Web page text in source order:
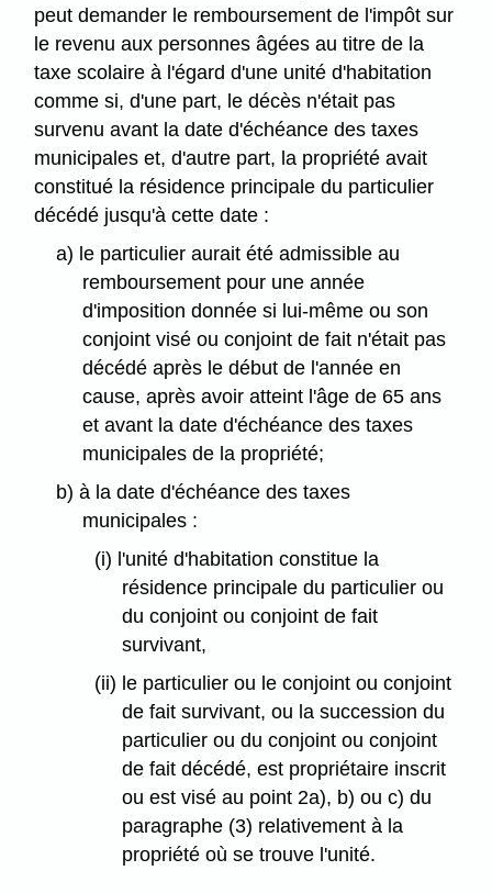
peut demander le remboursement de l'impôt sur
le revenu aux personnes âgées au titre de la
taxe scolaire à l'égard d'une unité d'habitation
comme si, d'une part, le décès n'était pas
survenu avant la date d'échéance des taxes
municipales et, d'autre part, la propriété avait
constitué la résidence principale du particulier
décédé jusqu'à cette date :
a) le particulier aurait été admissible au
remboursement pour une année
d'imposition donnée si lui-même ou son
conjoint visé ou conjoint de fait n'était pas
décédé après le début de l'année en
cause, après avoir atteint l'âge de 65 ans
et avant la date d'échéance des taxes
municipales de la propriété;
b) à la date d'échéance des taxes
municipales :
(i) l'unité d'habitation constitue la
résidence principale du particulier ou
du conjoint ou conjoint de fait
survivant,
(ii) le particulier ou le conjoint ou conjoint
de fait survivant, ou la succession du
particulier ou du conjoint ou conjoint
de fait décédé, est propriétaire inscrit
ou est visé au point 2a), b) ou c) du
paragraphe (3) relativement à la
propriété où se trouve l'unité.